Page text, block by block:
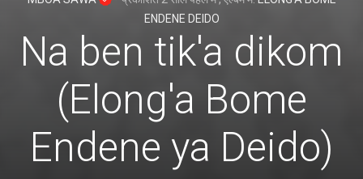
ENDENE DEIDO
Na ben tik'a dikom
(Elong'a Bome
Endene ya Deido)